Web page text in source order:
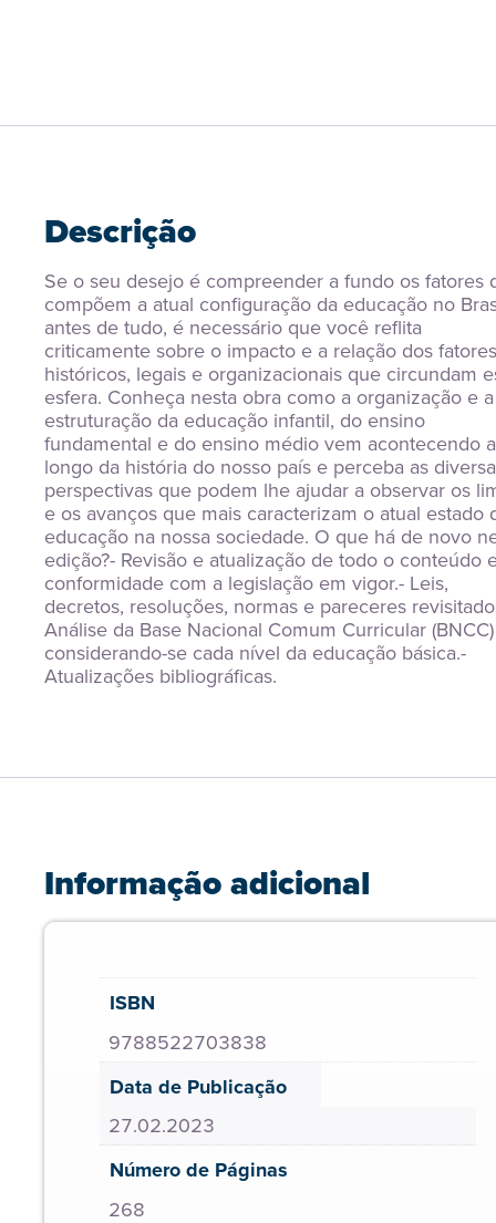
Descrição
Se o seu desejo é compreender a fundo os fatores
compõem a atual configuração da educação no
antes de tudo, é necessário que você reflita
criticamente sobre o impacto e a relação dos fatores
históricos, legais e organizacionais que circundam
esfera. Conheça nesta obra como a organização e a
estruturação da educação infantil, do ensino
fundamental e do ensino médio vem acontecendo
longo da história do nosso país e perceba as
perspectivas que podem lhe ajudar a observar os
e os avanços que mais caracterizam o atual estado
educação na nossa sociedade. O que há de novo
edição?- Revisão e atualização de todo o conteúdo
conformidade com a legislação em vigor.- Leis,
decretos, resoluções, normas e pareceres
Análise da Base Nacional Comum Curricular (BNCC)
considerando-se cada nível da educação básica.-
Atualizações bibliográficas.
Informação adicional
ISBN
9788522703838
Data de Publicação
27.02.2023
Número de Páginas
268